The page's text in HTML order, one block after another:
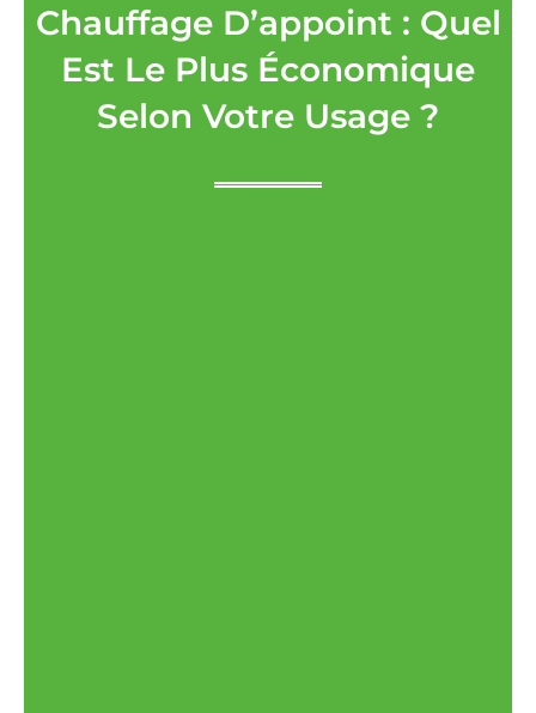
Chauffage D’appoint : Quel
Est Le Plus Économique
Selon Votre Usage ?